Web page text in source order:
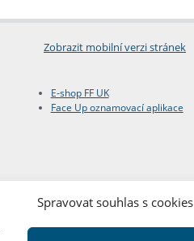
Spravovat souhlas s cookies
Zobrazit mobilní verzi stránek
E-shop FF UK
Face Up oznamovací aplikace